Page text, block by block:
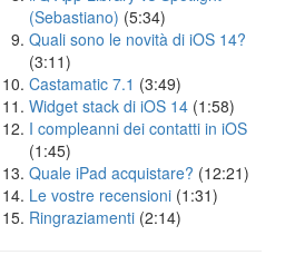
(Sebastiano) (5:34)
Quali sono le novità di iOS 14?
(3:11)
Castamatic 7.1 (3:49)
Widget stack di iOS 14 (1:58)
I compleanni dei contatti in iOS
(1:45)
Quale iPad acquistare? (12:21)
Le vostre recensioni (1:31)
Ringraziamenti (2:14)